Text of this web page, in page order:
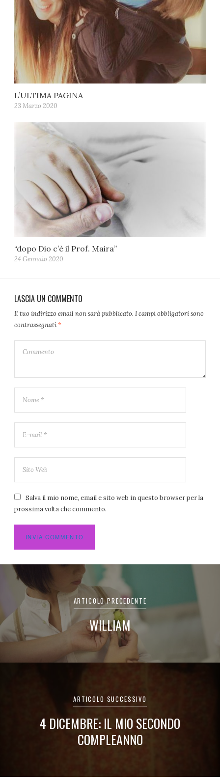
L’ULTIMA PAGINA
23 Marzo 2020
“dopo Dio c’è il Prof. Maira”
24 Gennaio 2020
LASCIA UN COMMENTO
Il tuo indirizzo email non sarà pubblicato. I campi obbligatori sono
contrassegnati*
Salva il mio nome, email e sito web in questo browser per la
prossima volta che commento.
Navigazione
articoli
ARTICOLO PRECEDENTE
WILLIAM
ARTICOLO SUCCESSIVO
4 DICEMBRE: IL MIO SECONDO
COMPLEANNO